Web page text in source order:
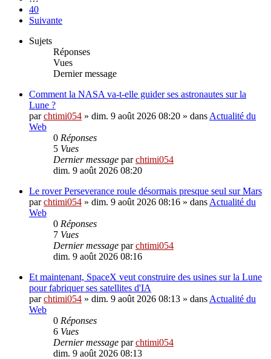
40
Suivante
Sujets
Réponses
Vues
Dernier message
Comment la NASA va-t-elle guider ses astronautes sur la
Lune ?
parchtimi054 » dim. 9 août 2026 08:20 » dans Actualité du
Web
0 Réponses
5 Vues
Dernier message parchtimi054
dim. 9 août 2026 08:20
Le rover Perseverance roule désormais presque seul sur Mars
parchtimi054 » dim. 9 août 2026 08:16 » dans Actualité du
Web
0 Réponses
7 Vues
Dernier message parchtimi054
dim. 9 août 2026 08:16
Et maintenant, SpaceX veut construire des usines sur la Lune
pour fabriquer ses satellites d'IA
parchtimi054 » dim. 9 août 2026 08:13 » dans Actualité du
Web
0 Réponses
6 Vues
Dernier message parchtimi054
dim. 9 août 2026 08:13